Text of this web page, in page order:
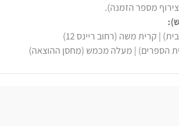
| קרית משה (רחוב ריינס 12)
הספרים) | מעלה מכמש (מחסן ההוצאה)